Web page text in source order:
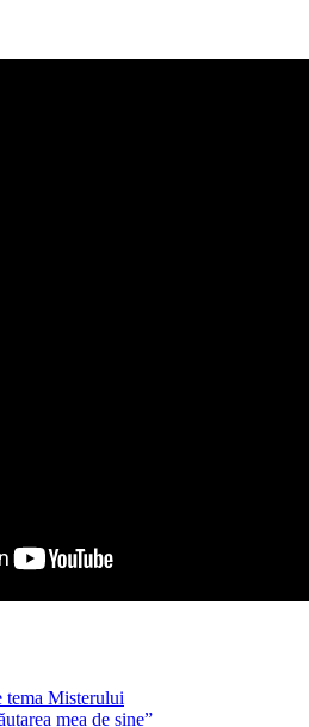
tema Misterului
mea de sine”